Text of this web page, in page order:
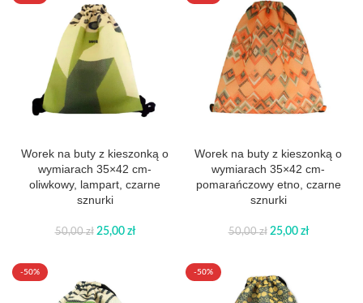
Worek na buty z kieszonką o
wymiarach 35×42 cm-
oliwkowy, lampart, czarne
sznurki
50,00zł 25,00 zł
Worek na buty z kieszonką o
wymiarach 35×42 cm-
pomarańczowy etno, czarne
sznurki
50,00zł 25,00 zł
-50% -50%